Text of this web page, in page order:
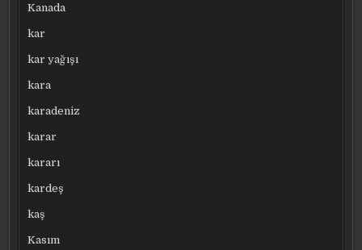
Kanada
kar
kar yağışı
kara
karadeniz
karar
kararı
kardeş
kaş
Kasım